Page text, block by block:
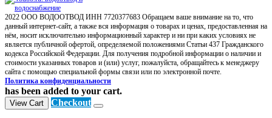
2022 ООО ВОДООТВОД ИНН 7720377683 Обращаем ваше внимание на то, что
данный интернет-сайт, а также вся информация о товарах и ценах, предоставленная на
нём, носит исключительно информационный характер и ни при каких условиях не
является публичной офертой, определяемой положениями Статьи 437 Гражданского
кодекса Российской Федерации. Для получения подробной информации о наличии и
стоимости указанных товаров и (или) услуг, пожалуйста, обращайтесь к менеджеру
сайта с помощью специальной формы связи или по электронной почте.
Политика конфиденциальности
has been added to your cart.
View Cart Checkout